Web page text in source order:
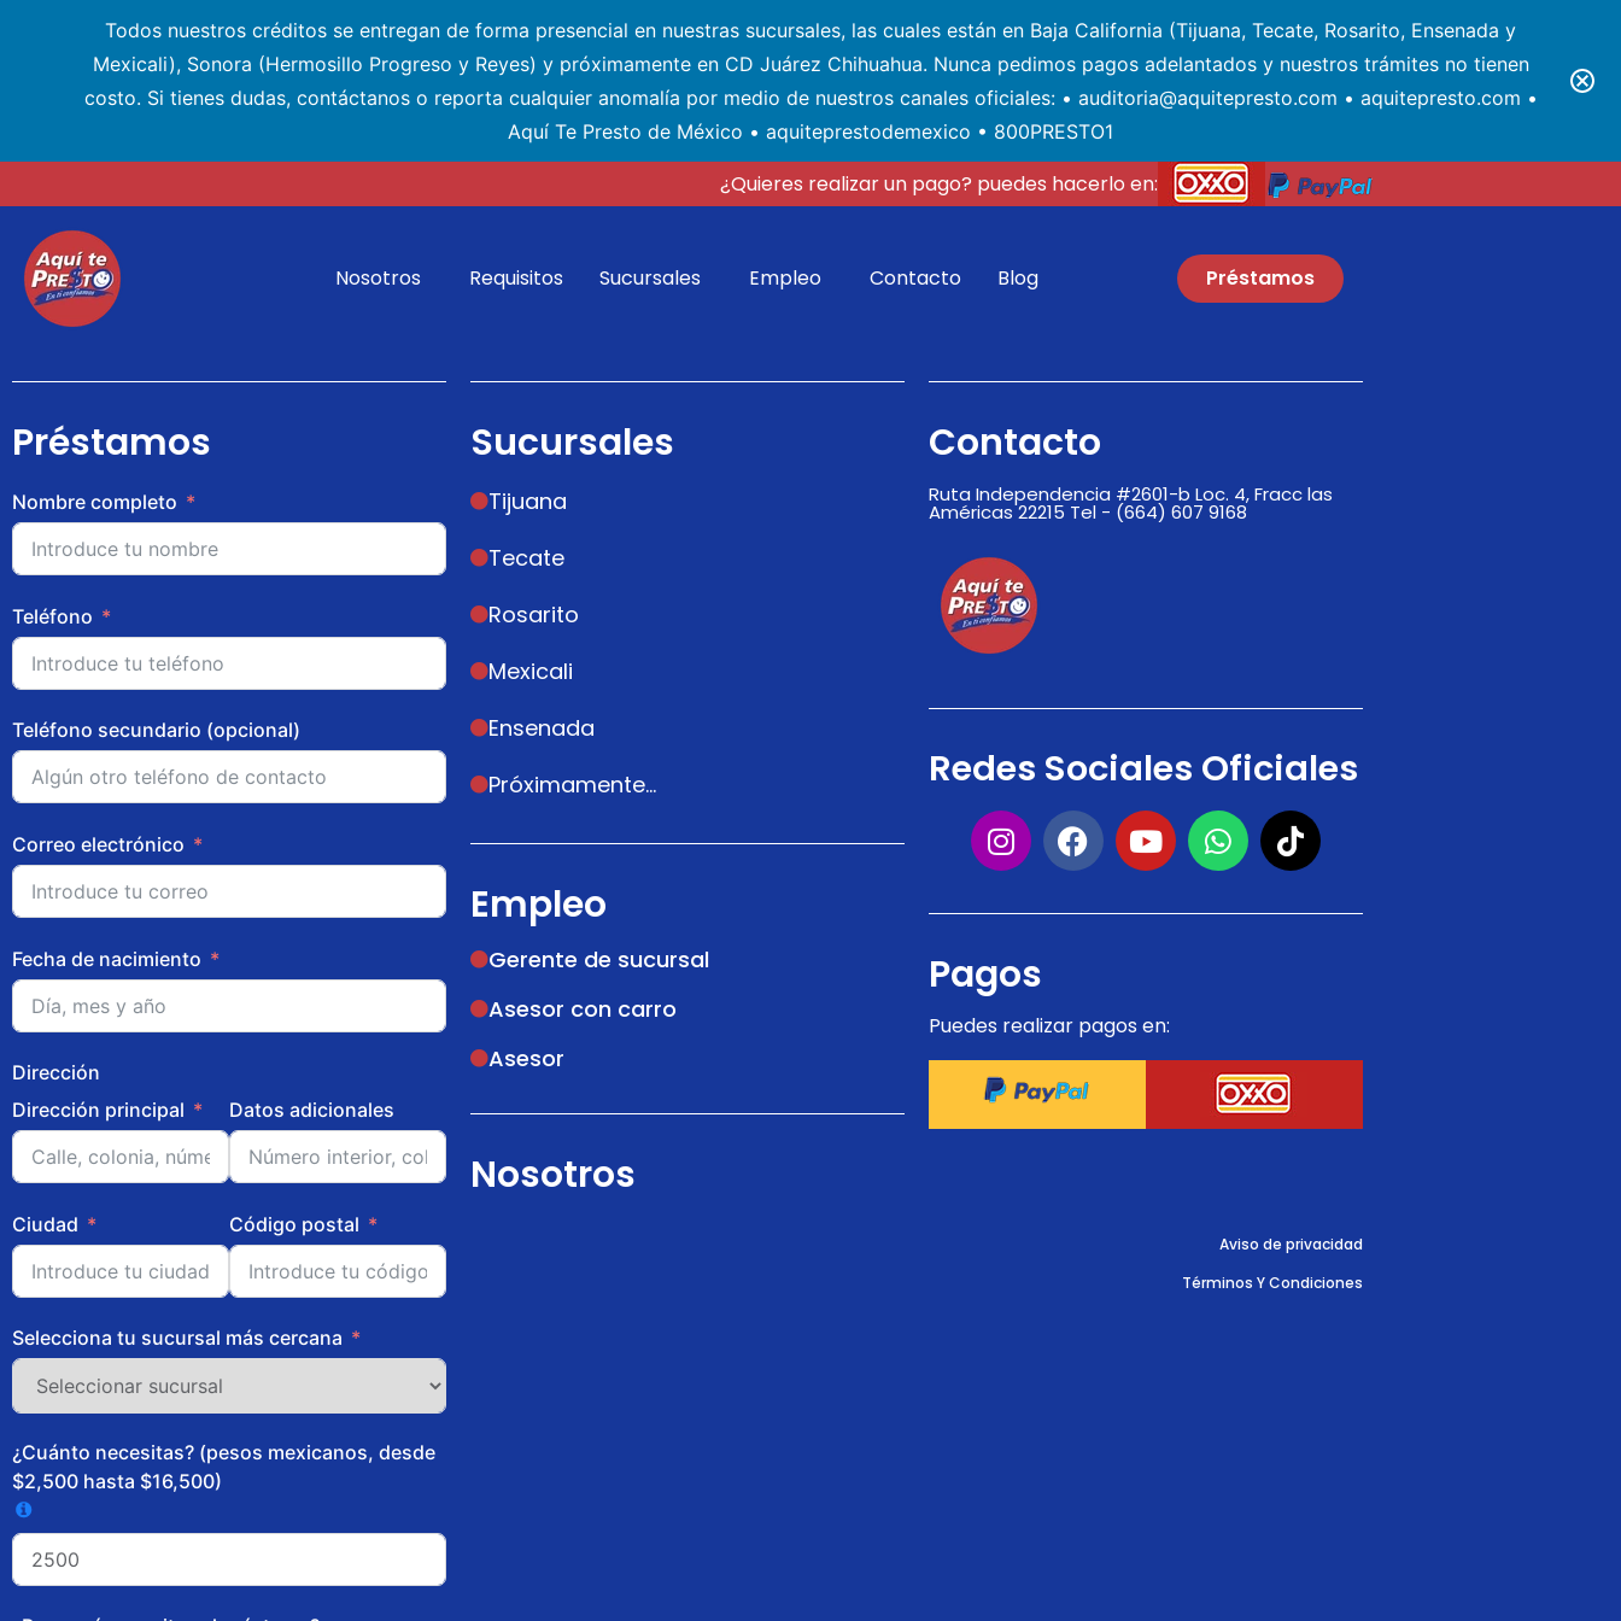
Todos nuestros créditos se entregan de forma presencial en nuestras sucursales, las cuales están en Baja California (Tijuana, Tecate, Rosarito, Ensenada y
Mexicali), Sonora (Hermosillo Progreso y Reyes) y próximamente en CD Juárez Chihuahua. Nunca pedimos pagos adelantados y nuestros trámites no tienen
costo. Si tienes dudas, contáctanos o reporta cualquier anomalía por medio de nuestros canales oficiales: • auditoria@aquitepresto.com • aquitepresto.com •
Aquí Te Presto de México • aquiteprestodemexico • 800PRESTO1
¿Quieres realizar un pago? puedes hacerlo en:
Nosotros Requisitos Sucursales Empleo Contacto Blog Préstamos
Préstamos
Nombre completo
Teléfono
Teléfono secundario (opcional)
Correo electrónico
Fecha de nacimiento
Dirección
Dirección principal
Datos adicionales
Ciudad Código postal
Selecciona tu sucursal más cercana
¿Cuánto necesitas? (pesos mexicanos, desde
$2,500 hasta $16,500)
Sucursales
Tijuana
Tecate
Rosarito
Mexicali
Ensenada
Próximamente...
Empleo
Gerente de sucursal
Asesor con carro
Asesor
Nosotros
Contacto
Ruta Independencia #2601-b Loc. 4, Fracc las
Américas 22215 Tel - (664) 607 9168
Redes Sociales Oficiales
Pagos
Puedes realizar pagos en:
Aviso de privacidad
Términos Y Condiciones